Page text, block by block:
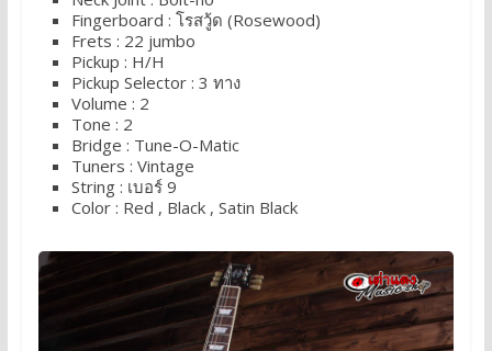
Fingerboard : โรสวู้ด (Rosewood)
Frets : 22 jumbo
Pickup : H/H
Pickup Selector : 3 ทาง
Volume : 2
Tone : 2
Bridge : Tune-O-Matic
Tuners : Vintage
String : เบอร์ 9
Color : Red , Black , Satin Black